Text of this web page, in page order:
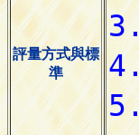
評量方式與標
準